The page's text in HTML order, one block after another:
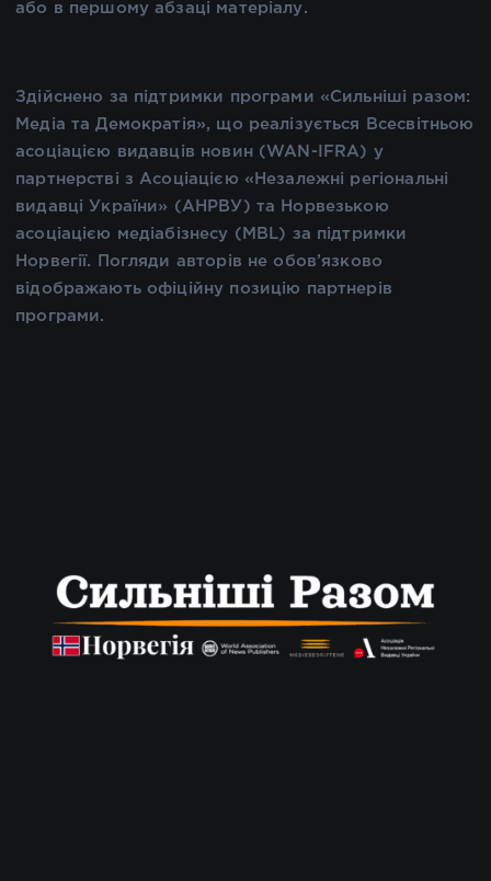
або в першому абзаці матеріалу.
Здійснено за підтримки програми «Сильніші разом:
Медіа та Демократія», що реалізується Всесвітньою
асоціацією видавців новин (WAN-IFRA) у
партнерстві з Асоціацією «Незалежні регіональні
видавці України» (АНРВУ) та Норвезькою
асоціацією медіабізнесу (MBL) за підтримки
Норвегії. Погляди авторів не обов’язково
відображають офіційну позицію партнерів
програми.